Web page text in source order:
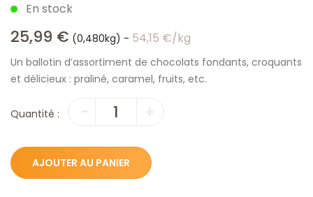
En stock
25,99 € (0,480kg) - 54,15 €/kg
Un ballotin d’assortiment de chocolats fondants, croquants
et délicieux : praliné, caramel, fruits, etc.
Quantité :
quantité
pralinés
AJOUTER AU PANIER